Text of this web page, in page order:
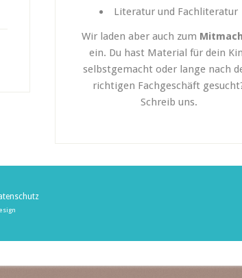
Literatur und Fachliteratur
Wir laden aber auch zum
ein. Du hast Material für dein
selbstgemacht oder lange nach
richtigen Fachgeschäft
Schreib uns.